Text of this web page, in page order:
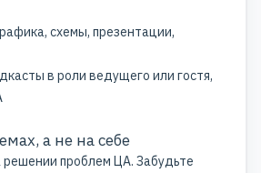
схемы, презентации,
в роли ведущего или гостя,
а не на себе
решении проблем ЦА. Забудьте